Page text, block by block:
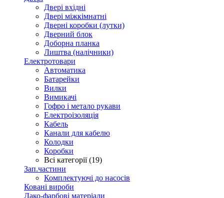
Двері вхідні
Двері міжкімнатні
Дверні коробки (лутки)
Дверний блок
Доборна планка
Лиштва (налічники)
Електротовари
Автоматика
Батарейки
Вилки
Вимикачі
Гофро і метало рукави
Електроізоляція
Кабель
Канали для кабелю
Колодки
Коробки
Всі категорії (19)
Зап.частини
Комплектуючі до насосів
Ковані вироби
Лако-фарбові матеріали